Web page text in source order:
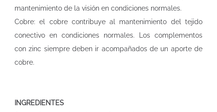
mantenimiento de la visión en condiciones normales.
Cobre: el cobre contribuye al mantenimiento del tejido
conectivo en condiciones normales. Los complementos
con zinc siempre deben ir acompañados de un aporte de
cobre.
INGREDIENTES